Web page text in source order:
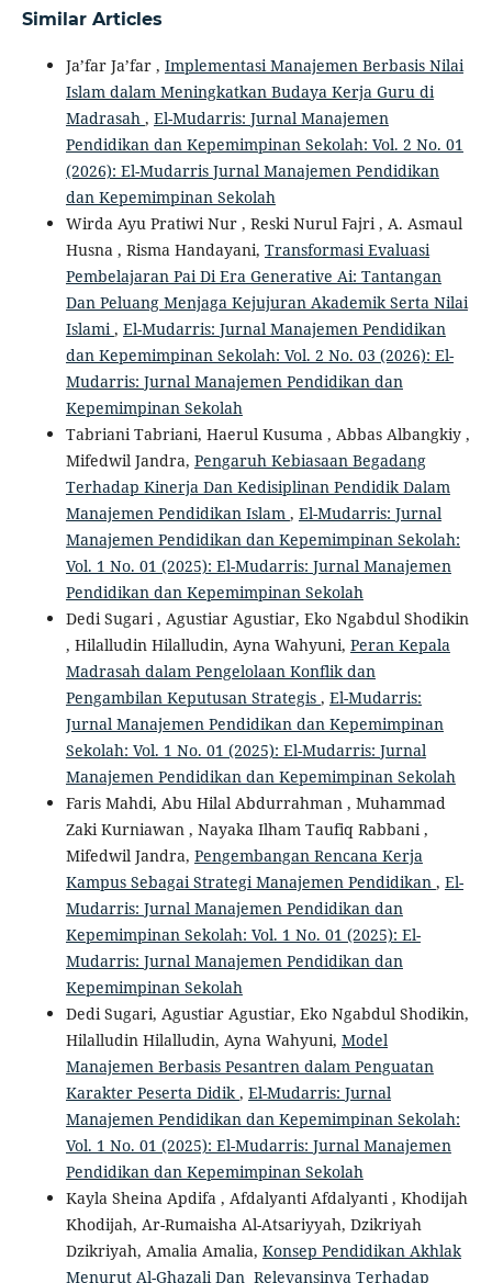
Similar Articles
Ja’far Ja’far , Implementasi Manajemen Berbasis Nilai
Islam dalam Meningkatkan Budaya Kerja Guru di
Madrasah , El-Mudarris: Jurnal Manajemen
Pendidikan dan Kepemimpinan Sekolah: Vol. 2 No. 01
(2026): El-Mudarris Jurnal Manajemen Pendidikan
dan Kepemimpinan Sekolah
Wirda Ayu Pratiwi Nur , Reski Nurul Fajri , A. Asmaul
Husna , Risma Handayani, Transformasi Evaluasi
Pembelajaran Pai Di Era Generative Ai: Tantangan
Dan Peluang Menjaga Kejujuran Akademik Serta Nilai
Islami, El-Mudarris: Jurnal Manajemen Pendidikan
dan Kepemimpinan Sekolah: Vol. 2 No. 03 (2026): El-
Mudarris: Jurnal Manajemen Pendidikan dan
Kepemimpinan Sekolah
Tabriani Tabriani, Haerul Kusuma , Abbas Albangkiy ,
Mifedwil Jandra, Pengaruh Kebiasaan Begadang
Terhadap Kinerja Dan Kedisiplinan Pendidik Dalam
Manajemen Pendidikan Islam , El-Mudarris: Jurnal
Manajemen Pendidikan dan Kepemimpinan Sekolah:
Vol. 1 No. 01 (2025): El-Mudarris: Jurnal Manajemen
Pendidikan dan Kepemimpinan Sekolah
Dedi Sugari , Agustiar Agustiar, Eko Ngabdul Shodikin
, Hilalludin Hilalludin, Ayna Wahyuni, Peran Kepala
Madrasah dalam Pengelolaan Konflik dan
Pengambilan Keputusan Strategis , El-Mudarris:
Jurnal Manajemen Pendidikan dan Kepemimpinan
Sekolah: Vol. 1 No. 01 (2025): El-Mudarris: Jurnal
Manajemen Pendidikan dan Kepemimpinan Sekolah
Faris Mahdi, Abu Hilal Abdurrahman , Muhammad
Zaki Kurniawan , Nayaka Ilham Taufiq Rabbani ,
Mifedwil Jandra, Pengembangan Rencana Kerja
Kampus Sebagai Strategi Manajemen Pendidikan , El-
Mudarris: Jurnal Manajemen Pendidikan dan
Kepemimpinan Sekolah: Vol. 1 No. 01 (2025): El-
Mudarris: Jurnal Manajemen Pendidikan dan
Kepemimpinan Sekolah
Dedi Sugari, Agustiar Agustiar, Eko Ngabdul Shodikin,
Hilalludin Hilalludin, Ayna Wahyuni, Model
Manajemen Berbasis Pesantren dalam Penguatan
Karakter Peserta Didik, El-Mudarris: Jurnal
Manajemen Pendidikan dan Kepemimpinan Sekolah:
Vol. 1 No. 01 (2025): El-Mudarris: Jurnal Manajemen
Pendidikan dan Kepemimpinan Sekolah
Kayla Sheina Apdifa , Afdalyanti Afdalyanti , Khodijah
Khodijah, Ar-Rumaisha Al-Atsariyyah, Dzikriyah
Dzikriyah, Amalia Amalia, Konsep Pendidikan Akhlak
Menurut Al-Ghazali Dan Relevansinya Terhadap